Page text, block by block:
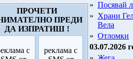
ПРОЧЕТИ
ПРЕДИ
ДА ИЗПРАТИШ !
с
реклама с
» Посявай
» Храни
Вела
» Отломки
03.07.2026